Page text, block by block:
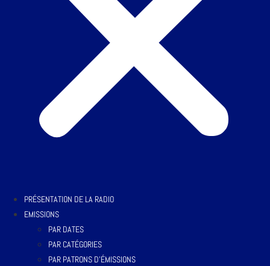
PRÉSENTATION DE LA RADIO
EMISSIONS
PAR DATES
PAR CATÉGORIES
PAR PATRONS D’ÉMISSIONS